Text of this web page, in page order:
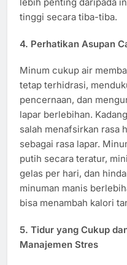
tinggi secara tiba-tiba.
4. Perhatikan Asupan
Minum cukup air
tetap terhidrasi,
pencernaan, dan
lapar berlebihan.
salah menafsirkan rasa
sebagai rasa lapar.
putih secara teratur,
gelas per hari, dan
minuman manis
bisa menambah kalori
5. Tidur yang Cukup
Manajemen Stres